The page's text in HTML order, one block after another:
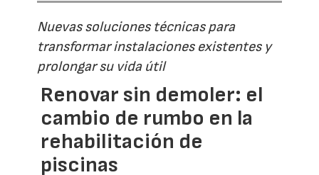
Nuevas soluciones técnicas para
transformar instalaciones existentes y
prolongar su vida útil
Renovar sin demoler: el
cambio de rumbo en la
rehabilitación de
piscinas